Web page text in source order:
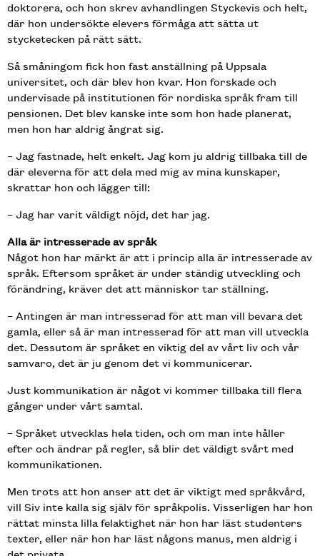
doktorera, och hon skrev avhandlingen Styckevis och helt,
där hon undersökte elevers förmåga att sätta ut
stycketecken på rätt sätt.
Så småningom fick hon fast anställning på Uppsala
universitet, och där blev hon kvar. Hon forskade och
undervisade på institutionen för nordiska språk fram till
pensionen. Det blev kanske inte som hon hade planerat,
men hon har aldrig ångrat sig.
– Jag fastnade, helt enkelt. Jag kom ju aldrig tillbaka till de
där eleverna för att dela med mig av mina kunskaper,
skrattar hon och lägger till:
– Jag har varit väldigt nöjd, det har jag.
Alla är intresserade av språk
Något hon har märkt är att i princip alla är intresserade av
språk. Eftersom språket är under ständig utveckling och
förändring, kräver det att människor tar ställning.
– Antingen är man intresserad för att man vill bevara det
gamla, eller så är man intresserad för att man vill utveckla
det. Dessutom är språket en viktig del av vårt liv och vår
samvaro, det är ju genom det vi kommunicerar.
Just kommunikation är något vi kommer tillbaka till flera
gånger under vårt samtal.
– Språket utvecklas hela tiden, och om man inte håller
efter och ändrar på regler, så blir det väldigt svårt med
kommunikationen.
Men trots att hon anser att det är viktigt med språkvård,
vill Siv inte kalla sig själv för språkpolis. Visserligen har hon
rättat minsta lilla felaktighet när hon har läst studenters
texter, eller när hon har läst någons manus, men aldrig i